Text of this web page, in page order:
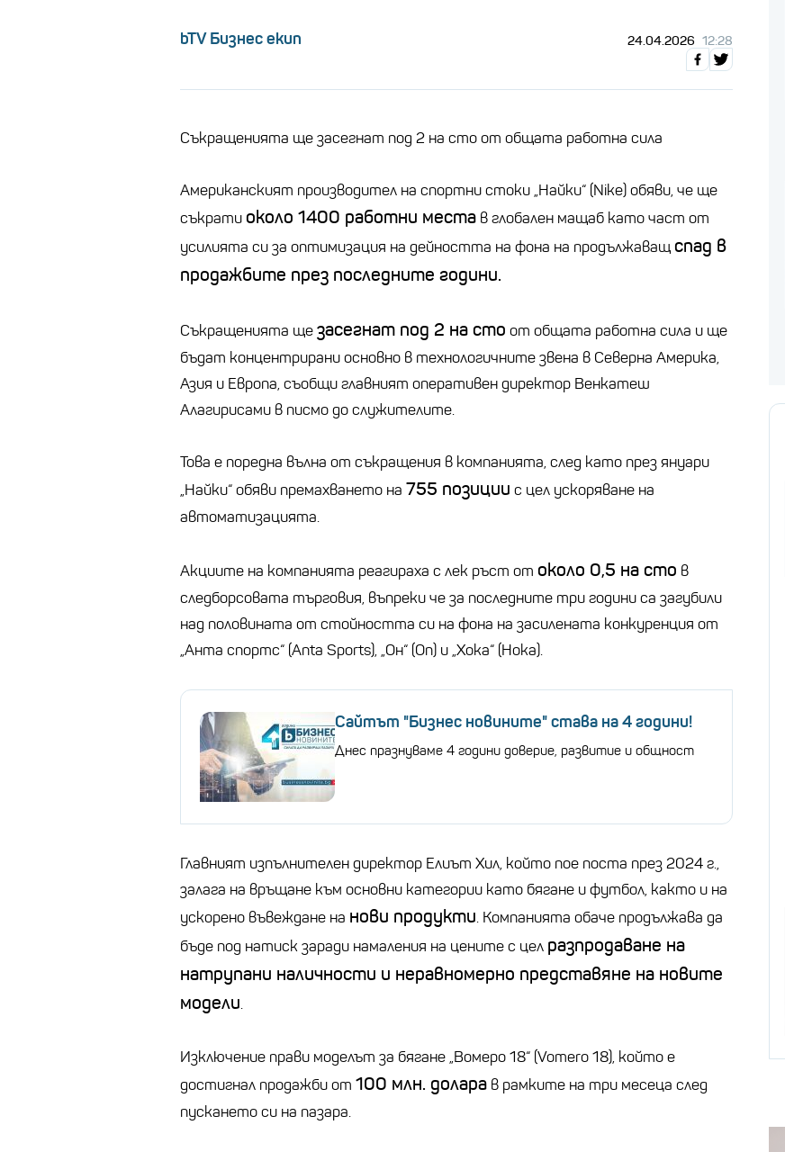
bTV Бизнес екип 24.04.2026 12:28
Съкращенията ще засегнат под 2 на сто от общата работна сила
Американският производител на спортни стоки „Найки“ (Nike) обяви, че ще
съкрати около 1400 работни места в глобален мащаб като част от
усилията си за оптимизация на дейността на фона на продължаващспад в
продажбите през последните години.
Съкращенията щезасегнат под 2 на сто от общата работна сила и ще
бъдат концентрирани основно в технологичните звена в Северна Америка,
Азия и Европа, съобщи главният оперативен директор Венкатеш
Алагирисами в писмо до служителите.
Това е поредна вълна от съкращения в компанията, след като през януари
„Найки“ обяви премахването на 755 позиции с цел ускоряване на
автоматизацията.
Акциите на компанията реагираха с лек ръст от около 0,5 на сто в
следборсовата търговия, въпреки че за последните три години са загубили
над половината от стойността си на фона на засилената конкуренция от
„Анта спортс“ (Anta Sports), „Он“ (On) и „Хока“ (Hoka).
Сайтът "Бизнес новините" става на 4 години!
Днес празнуваме 4 години доверие, развитие и общност
Главният изпълнителен директор Елиът Хил, който пое поста през 2024 г.,
залага на връщане към основни категории като бягане и футбол, както и на
ускорено въвеждане на нови продукти. Компанията обаче продължава да
бъде под натиск заради намаления на цените с цел разпродаване на
натрупани наличности и неравномерно представяне на новите
модели.
Изключение прави моделът за бягане „Вомеро 18“ (Vomero 18), който е
достигнал продажби от 100 млн. долара в рамките на три месеца след
пускането си на пазара.